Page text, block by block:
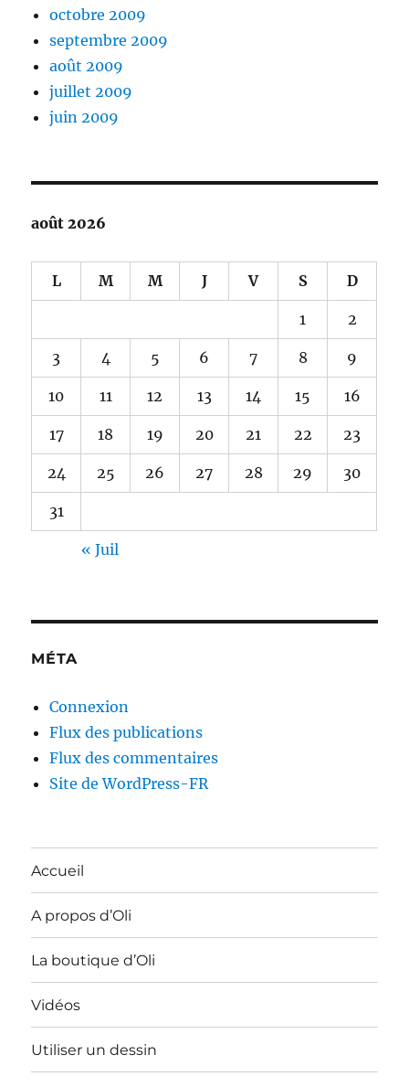
octobre 2009
septembre 2009
août 2009
juillet 2009
juin 2009
août 2026
L M M J V S D
1 2
3 4 5 6 7 8 9
10 11 12 13 14 15 16
17 18 19 20 21 22 23
24 25 26 27 28 29 30
31
« Juil
MÉTA
Connexion
Flux des publications
Flux des commentaires
Site de WordPress-FR
Accueil
A propos d’Oli
La boutique d’Oli
Vidéos
Utiliser un dessin